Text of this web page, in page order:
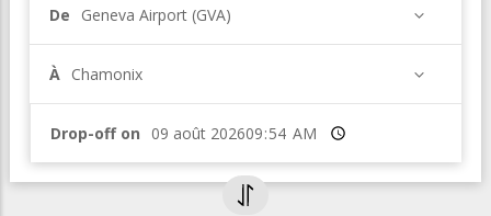
De Geneva Airport (GVA)
À Chamonix
Drop-off on Heure